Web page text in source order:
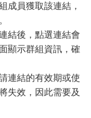
成員獲取該連結，
結後，點選連結會
顯示群組資訊，確
連結的有效期或使
失效，因此需要及